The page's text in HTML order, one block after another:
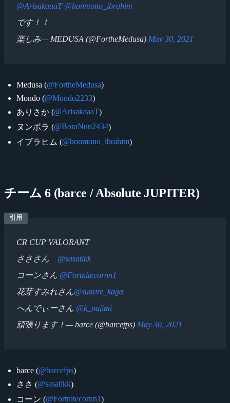
@ArisakaaaT @honmono_ibrahim
です！！
楽しみ— MEDUSA (@FortheMedusa) May 30, 2021
Medusa (@FortheMedusa)
Mondo (@Mondo2233)
ありさか (@ArisakaaaT)
ヌンボラ (@BoraNun2434)
イブラヒム (@honmono_ibrahim)
チーム 6 (barce / Absolute JUPITER)
CR CUP VALORANT
さささん @sasatikk
コーンさん @Fortnitecornn1
花芽すみれさん@sumire_kaga
へんでぃーさん @k_najimi
頑張ります！— barce (@barcefps) May 30, 2021
barce (@barcefps)
ささ (@sasatikk)
コーン (@Fortnitecornn1)